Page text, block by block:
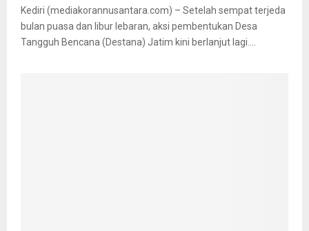
Kediri (mediakorannusantara.com) – Setelah sempat terjeda
bulan puasa dan libur lebaran, aksi pembentukan Desa
Tangguh Bencana (Destana) Jatim kini berlanjut lagi....